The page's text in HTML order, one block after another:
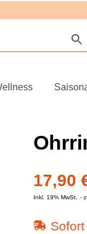
17,90
Inkl. 19% MwSt.